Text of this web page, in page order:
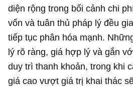
diện rộng trong bối cảnh chi
vốn và tuân thủ pháp lý đều
tiếp tục phân hóa mạnh.
lý rõ ràng, giá hợp lý và gắn
duy trì thanh khoản, trong khi
giá cao vượt giá trị khai thác